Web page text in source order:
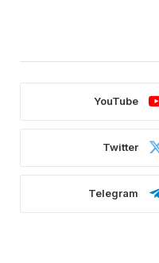
YouTube
Twitter
Telegram